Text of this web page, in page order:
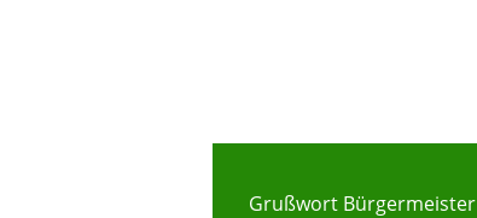
Grußwort Bürgermeister